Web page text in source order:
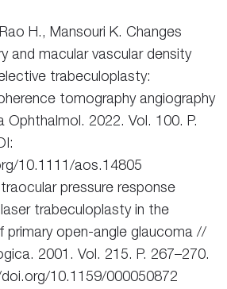
H., Mansouri K. Changes
and macular vascular density
trabeculoplasty:
tomography angiography
2022. Vol. 100. P.
10.1111/aos.14805
pressure response
trabeculoplasty in the
open-angle glaucoma //
2001. Vol. 215. P. 267–270.
10.1159/000050872